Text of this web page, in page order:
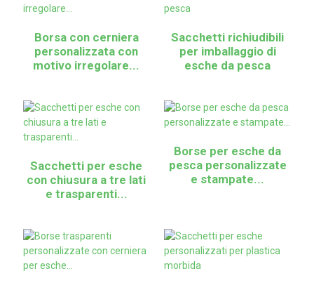
Borsa con cerniera
personalizzata con
motivo irregolare...
Sacchetti richiudibili
per imballaggio di
esche da pesca
Sacchetti per esche
con chiusura a tre lati
e trasparenti...
Borse per esche da
pesca personalizzate
e stampate...